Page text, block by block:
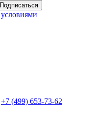
Подписаться
условиями
+7 (499) 653-73-62